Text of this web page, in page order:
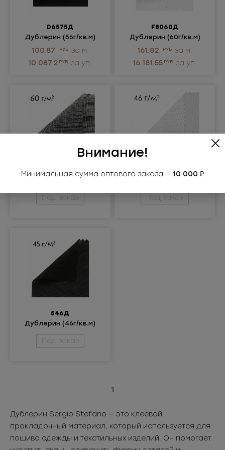
D6575Д
Дублерин (56г/кв.м)
100.87 РУБ за м.
10 087.2 РУБ за уп.
F8060Д
Дублерин (60г/кв.м)
161.82 РУБ за м.
16 181.55 РУБ за уп.
Дублерин (60г/кв.м)
Под заказ
546Д
Под заказ
546Д
Дублерин (46г/кв.м)
Под заказ
1
Дублерин Sergio Stefano — это клеевой
прокладочный материал, который используется для
пошива одежды и текстильных изделий. Он помогает
Внимание!
Минимальная сумма оптового заказа — 10 000 ₽